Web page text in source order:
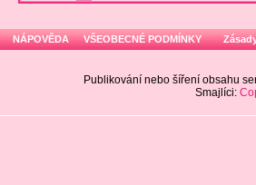
NÁPOVĚDA VŠEOBECNÉ PODMÍNKY
Publikování nebo šíření obsahu
Smajlíci: